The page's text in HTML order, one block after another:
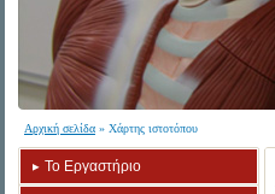
Αρχική σελίδα » Χάρτης ιστοτόπου
Το Εργαστήριο